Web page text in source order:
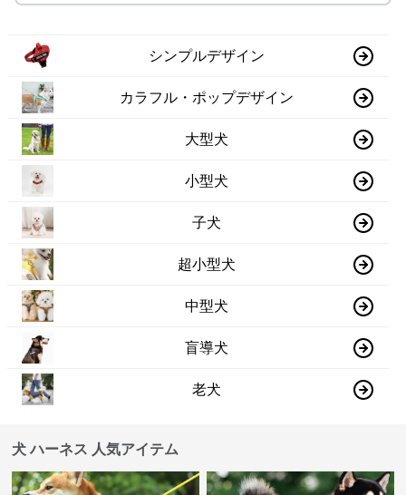
シンプルデザイン
カラフル・ポップデザイン
大型犬
小型犬
子犬
超小型犬
中型犬
盲導犬
老犬
犬 ハーネス 人気アイテム